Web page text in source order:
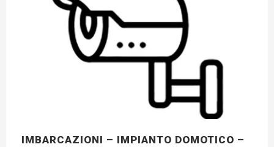
IMBARCAZIONI – IMPIANTO DOMOTICO –